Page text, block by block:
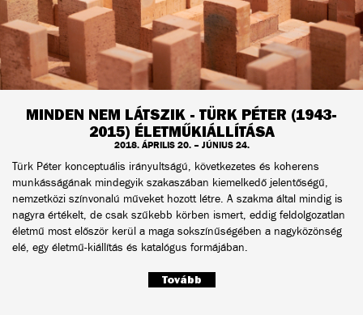
MINDEN NEM LÁTSZIK - TÜRK PÉTER (1943-
2015) ÉLETMŰKIÁLLÍTÁSA
2018. ÁPRILIS 20. – JÚNIUS 24.
Türk Péter konceptuális irányultságú, következetes és koherens
munkásságának mindegyik szakaszában kiemelkedő jelentőségű,
nemzetközi színvonalú műveket hozott létre. A szakma által mindig is
nagyra értékelt, de csak szűkebb körben ismert, eddig feldolgozatlan
életmű most először kerül a maga sokszínűségében a nagyközönség
elé, egy életmű-kiállítás és katalógus formájában.
Tovább